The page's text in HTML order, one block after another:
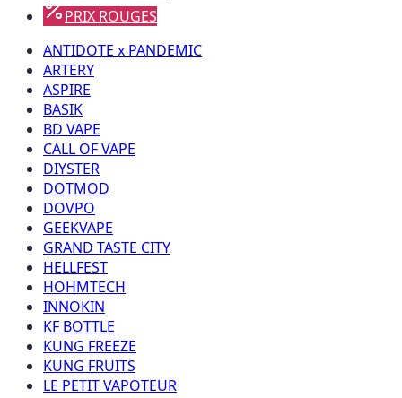
PRIX ROUGES
ANTIDOTE x PANDEMIC
ARTERY
ASPIRE
BASIK
BD VAPE
CALL OF VAPE
DIYSTER
DOTMOD
DOVPO
GEEKVAPE
GRAND TASTE CITY
HELLFEST
HOHMTECH
INNOKIN
KF BOTTLE
KUNG FREEZE
KUNG FRUITS
LE PETIT VAPOTEUR